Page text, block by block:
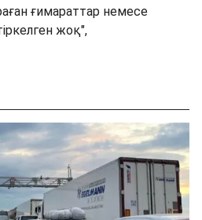
ғимараттар немесе
жоқ",